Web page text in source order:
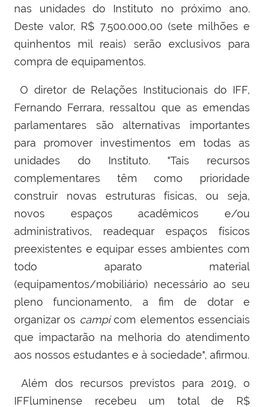
nas unidades do Instituto no próximo ano.
Deste valor, R$ 7.500.000,00 (sete milhões e
quinhentos mil reais) serão exclusivos para
compra de equipamentos.
O diretor de Relações Institucionais do IFF,
Fernando Ferrara, ressaltou que as emendas
parlamentares são alternativas importantes
para promover investimentos em todas as
unidades do Instituto. "Tais recursos
complementares têm como prioridade
construir novas estruturas físicas, ou seja,
novos espaços acadêmicos e/ou
administrativos, readequar espaços físicos
preexistentes e equipar esses ambientes com
todo aparato material
(equipamentos/mobiliário) necessário ao seu
pleno funcionamento, a fim de dotar e
organizar os campicom elementos essenciais
que impactarão na melhoria do atendimento
aos nossos estudantes e à sociedade", afirmou.
Além dos recursos previstos para 2019, o
IFFluminense recebeu um total de R$